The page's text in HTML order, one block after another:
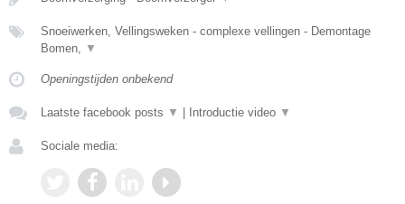
Snoeiwerken, Vellingsweken - complexe vellingen - Demontage
Bomen,
▼
Openingstijden onbekend
Laatste facebook posts ▼ Introductie video ▼
Sociale media: